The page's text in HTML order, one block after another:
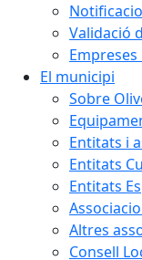
Validació
El municipi
Sobre
Entitats i
Entitats
Entitats
Altres
Consell